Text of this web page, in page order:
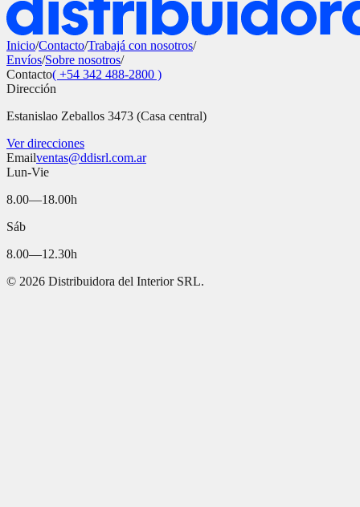
Inicio/Contacto/Trabajá con nosotros/
Envíos/Sobre nosotros/
Contacto( +54 342 488-2800 )
Dirección
Estanislao Zeballos 3473 (Casa central)
Ver direcciones
Emailventas@ddisrl.com.ar
Lun-Vie
8.00—18.00h
Sáb
8.00—12.30h
© 2026 Distribuidora del Interior SRL.